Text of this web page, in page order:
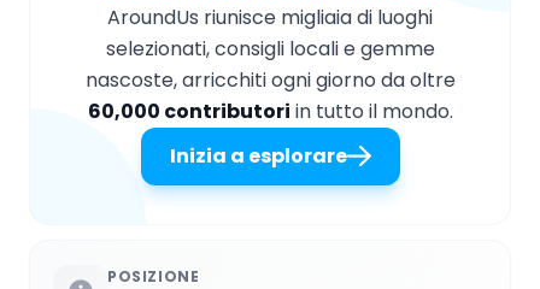
AroundUs riunisce migliaia di luoghi
selezionati, consigli locali e gemme
nascoste, arricchiti ogni giorno da oltre
60,000 contributori in tutto il mondo.
Inizia a esplorare
POSIZIONE